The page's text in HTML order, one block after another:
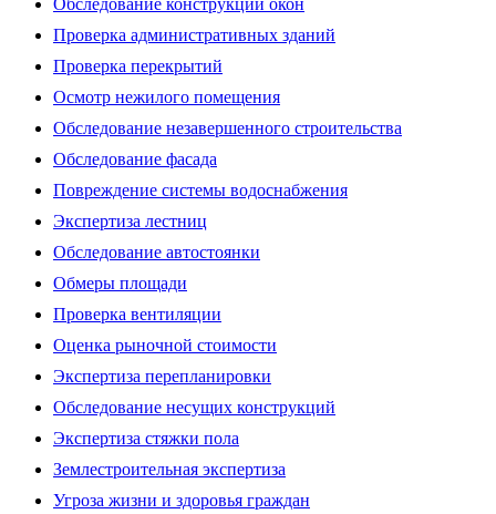
Проверка административных зданий
Проверка перекрытий
Осмотр нежилого помещения
Обследование незавершенного строительства
Обследование фасада
Повреждение системы водоснабжения
Экспертиза лестниц
Обследование автостоянки
Обмеры площади
Проверка вентиляции
Оценка рыночной стоимости
Экспертиза перепланировки
Обследование несущих конструкций
Экспертиза стяжки пола
Землестроительная экспертиза
Угроза жизни и здоровья граждан